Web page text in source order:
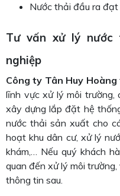
Nước thải đầu ra đạt
Tư vấn xử lý
nghiệp
Công ty Tân Huy Hoàng
lĩnh vực xử lý môi
xây dựng lắp đặt hệ
nước thải sản xuất cho
hoạt khu dân cư, xử lý
khám,… Nếu quý khách
quan đến xử lý môi
thông tin sau.